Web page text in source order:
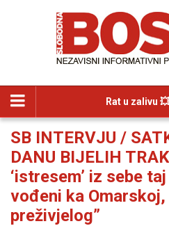
Rat u zalivu 💥
SB INTERVJU /
DANU BIJELIH
‘istresem’ iz sebe
vođeni ka
preživjelog”